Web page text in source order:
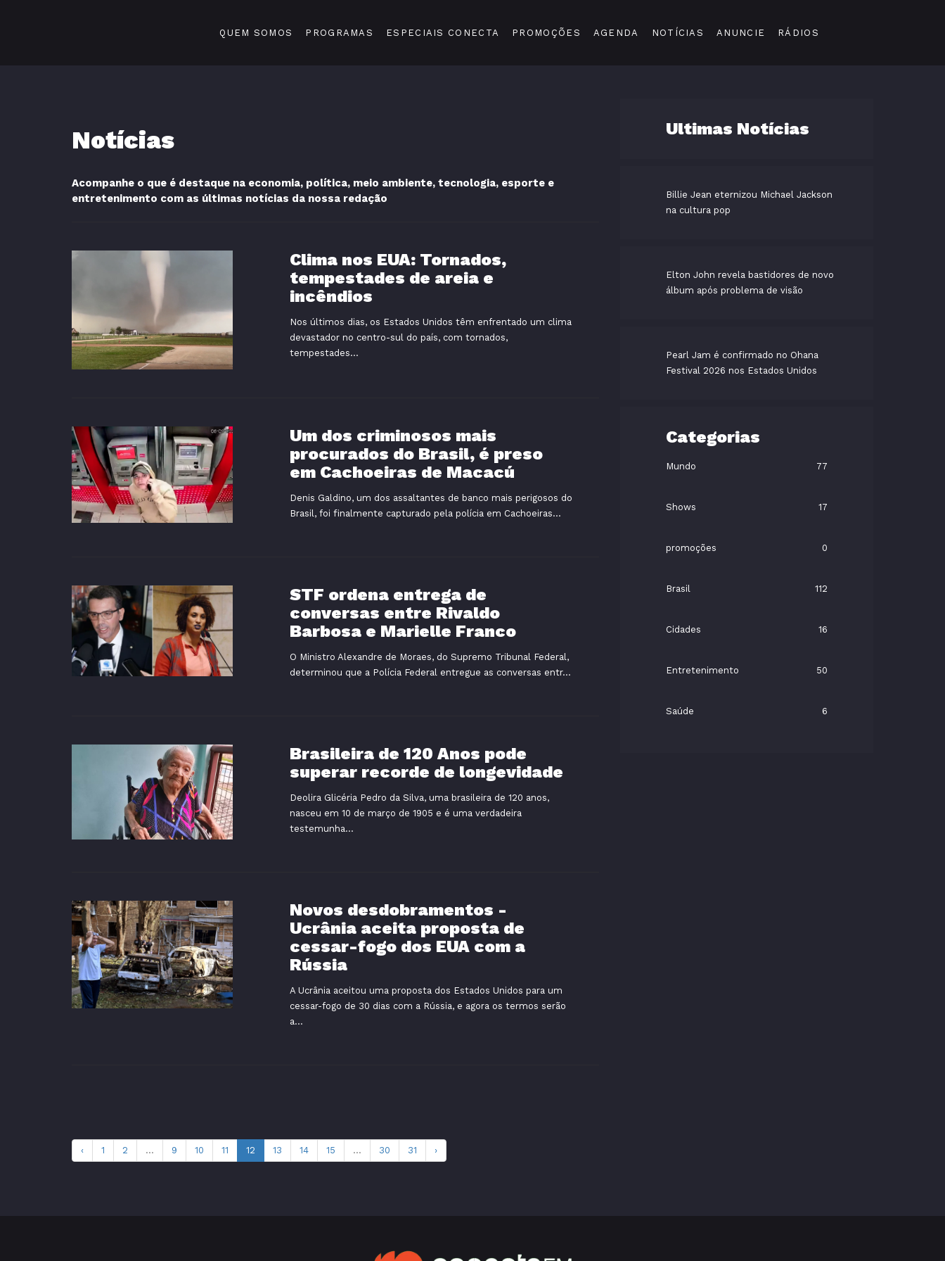
QUEM SOMOS PROGRAMAS ESPECIAIS CONECTA PROMOÇÕES AGENDA NOTÍCIAS ANUNCIE RÁDIOS
Notícias
Acompanhe o que é destaque na economia, política, meio ambiente, tecnologia, esporte e
entretenimento com as últimas notícias da nossa redação
Clima nos EUA: Tornados,
tempestades de areia e
incêndios
Nos últimos dias, os Estados Unidos têm enfrentado um clima
devastador no centro-sul do país, com tornados,
tempestades...
Um dos criminosos mais
procurados do Brasil, é preso
em Cachoeiras de Macacú
Denis Galdino, um dos assaltantes de banco mais perigosos do
Brasil, foi finalmente capturado pela polícia em Cachoeiras...
STF ordena entrega de
conversas entre Rivaldo
Barbosa e Marielle Franco
O Ministro Alexandre de Moraes, do Supremo Tribunal Federal,
determinou que a Polícia Federal entregue as conversas entr...
Brasileira de 120 Anos pode
superar recorde de longevidade
Deolira Glicéria Pedro da Silva, uma brasileira de 120 anos,
nasceu em 10 de março de 1905 e é uma verdadeira
testemunha...
Novos desdobramentos -
Ucrânia aceita proposta de
cessar-fogo dos EUA com a
Rússia
A Ucrânia aceitou uma proposta dos Estados Unidos para um
cessar-fogo de 30 dias com a Rússia, e agora os termos serão
a...
‹ 1 2 ... 9 10 11 12 13 14 15 ... 30 31 ›
Ultimas Notícias
Billie Jean eternizou Michael Jackson
na cultura pop
Elton John revela bastidores de novo
álbum após problema de visão
Pearl Jam é confirmado no Ohana
Festival 2026 nos Estados Unidos
Categorias
Mundo 77
Shows 17
promoções 0
Brasil 112
Cidades 16
Entretenimento 50
Saúde 6